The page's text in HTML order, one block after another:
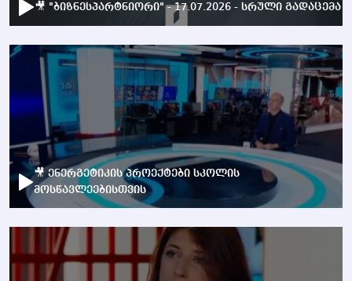
🎥 "ბიზნესპარტნიორი" - 17.07.2026 - სრული გადაცემა
🎥 ენერგეტიკის პროექტები სკოლის
მოსწავლეებისთვის